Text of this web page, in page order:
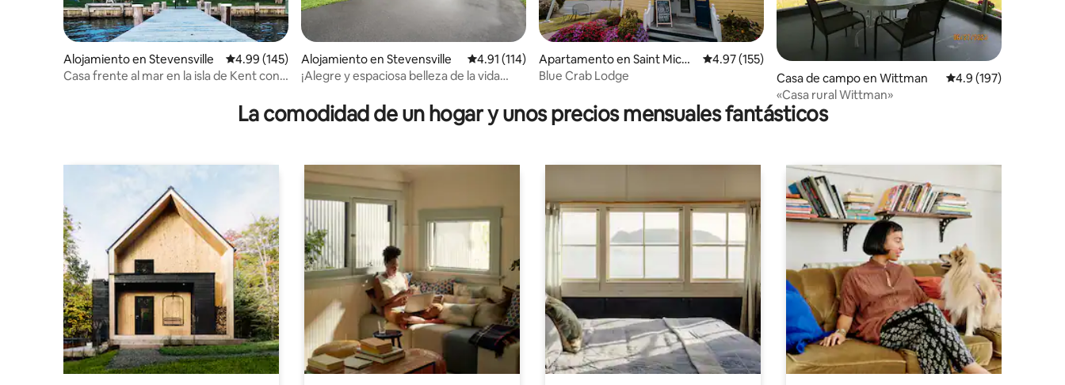
Alojamiento en Stevensville Calificación promedio: 4.99 de 5, 145 reseñas
4.99 (145)
Casa frente al mar en la isla de Kent con
Alojamiento en Stevensville Calificación promedio: 4.91 de 5, 114 reseñas
4.91 (114)
¡Alegre y espaciosa belleza de la vida
Apartamento en Saint Micha
els
Calificación promedio: 4.97 de 5, 155 reseñas
4.97 (155)
Blue Crab Lodge
Casa de campo en Wittman Calificación
4.9 (197)
«Casa rural Wittman»
La comodidad de un hogar y unos precios mensuales fantásticos